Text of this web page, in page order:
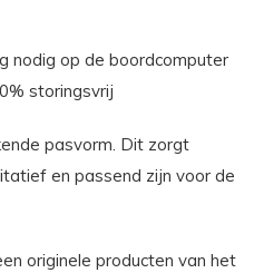
nodig op de boordcomputer
storingsvrij
pasvorm. Dit zorgt
en passend zijn voor de
originele producten van het